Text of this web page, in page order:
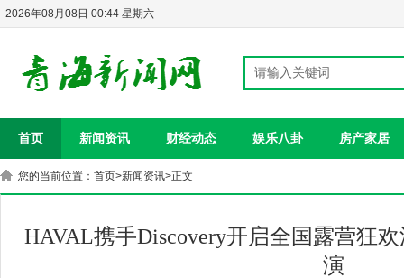
2026年08月08日 00:44 星期六
首页 新闻资讯 财经动态 娱乐八卦 房产家居
您的当前位置： 首页>新闻资讯>正文
HAVAL携手Discovery开启全国露营狂
演